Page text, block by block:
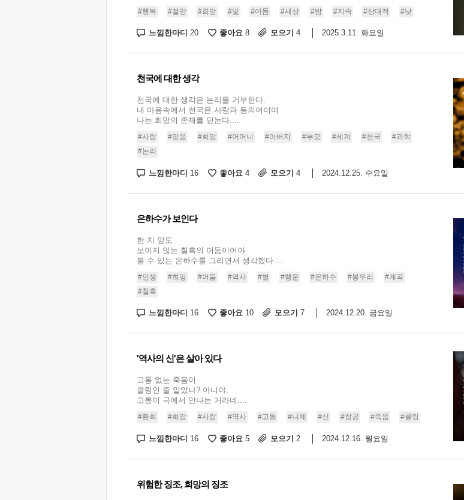
#행복 #절망 #희망 #빛 #어둠 #세상 #밤 #지속 #상대적 #낮
느낌한마디 20 좋아요 8 모으기 4 2025.3.11. 화요일
천국에 대한 생각
천국에 대한 생각은 논리를 거부한다.
내 마음속에서 천국은 사랑과 동의어이며
나는 희망의 존재를 믿는다....
#사랑 #믿음 #희망 #어머니 #아버지 #부모 #세계 #천국
#과학
#논리
느낌한마디 16 좋아요 4 모으기 4 2024.12.25. 수요일
은하수가 보인다
한 치 앞도
보이지 않는 칠흑의 어둠이어야
볼 수 있는 은하수를 그리면서 생각했다....
#인생 #희망 #어둠 #역사 #별 #행운 #은하수 #봉우리
#계곡
#칠흑
느낌한마디 16 좋아요 10 모으기 7 2024.12.20. 금요일
'역사의 신'은 살아 있다
고통 없는 죽음이
콜링인 줄 알았나? 아니야.
고통이 극에서 만나는 거라네....
#환희 #희망 #사람 #역사 #고통 #니체 #신 #창공 #죽음 #콜링
느낌한마디 16 좋아요 5 모으기 2 2024.12.16. 월요일
위험한 징조, 희망의 징조